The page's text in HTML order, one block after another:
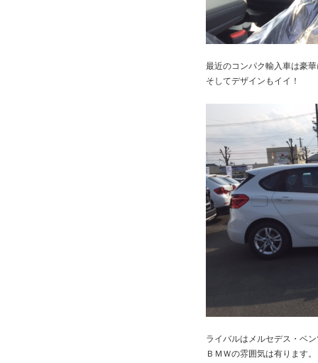
最近のコンパク輸入車は豪
そしてデザインもイイ！
ライバルはメルセデス・ベ
ＢＭＷの雰囲気は有ります。